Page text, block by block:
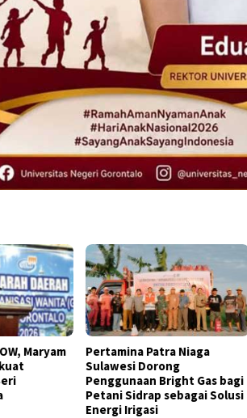
Maryam
Pertamina Patra Niaga
Sulawesi Dorong
Penggunaan Bright Gas bagi
Petani Sidrap sebagai Solusi
Energi Irigasi